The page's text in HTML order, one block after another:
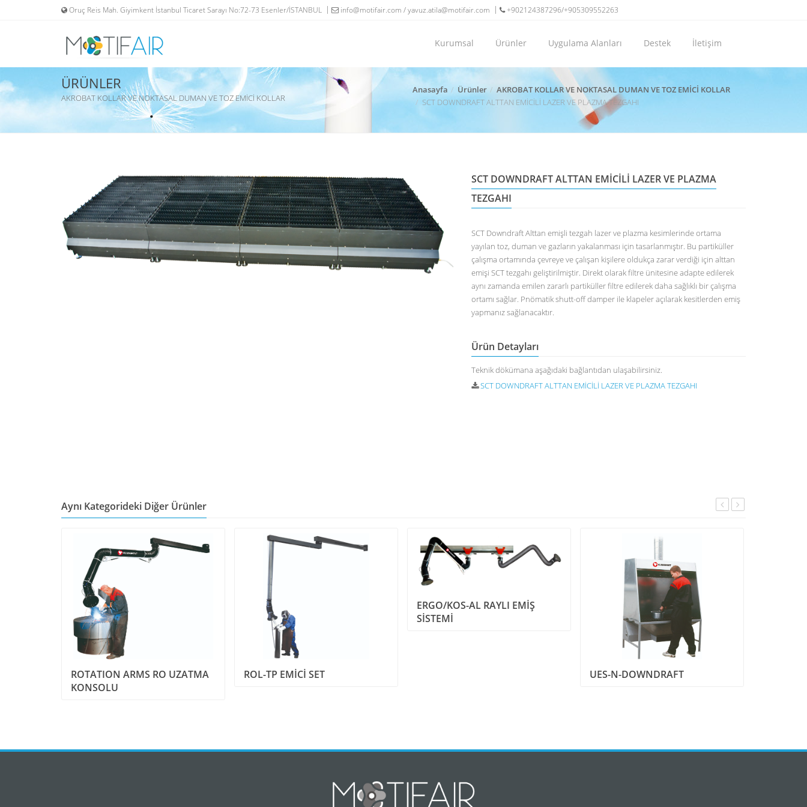
Oruç Reis Mah. Giyimkent İstanbul Ticaret Sarayı No:72-73 Esenler/İSTANBUL info@motifair.com / yavuz.atila@motifair.com +902124387296/+905309552263
Kurumsal Ürünler Uygulama Alanları Destek İletişim
ÜRÜNLER
AKROBAT KOLLAR VE NOKTASAL DUMAN VE TOZ EMİCİ KOLLAR
Anasayfa Ürünler
AKROBAT KOLLAR VE NOKTASAL DUMAN VE TOZ EMİCİ KOLLAR
SCT DOWNDRAFT ALTTAN EMİCİLİ LAZER VE PLAZMA TEZGAHI
SCT DOWNDRAFT ALTTAN EMİCİLİ LAZER VE PLAZMA
TEZGAHI
SCT Downdraft Alttan emişli tezgah lazer ve plazma kesimlerinde ortama
yayılan toz, duman ve gazların yakalanması için tasarlanmıştır. Bu partiküller
çalışma ortamında çevreye ve çalışan kişilere oldukça zarar verdiği için alttan
emişi SCT tezgahı geliştirilmiştir. Direkt olarak filtre ünitesine adapte edilerek
aynı zamanda emilen zararlı partiküller filtre edilerek daha sağlıklı bir çalışma
ortamı sağlar. Pnömatik shutt-off damper ile klapeler açılarak kesitlerden emiş
yapmanız sağlanacaktır.
Ürün Detayları
Teknik dökümana aşağıdaki bağlantıdan ulaşabilirsiniz.
SCT DOWNDRAFT ALTTAN EMİCİLİ LAZER VE PLAZMA TEZGAHI
Aynı Kategorideki Diğer Ürünler
ROTATION ARMS RO UZATMA
KONSOLU
ROL-TP EMİCİ SET
ERGO/KOS-AL RAYLI EMİŞ
SİSTEMİ
UES-N-DOWNDRAFT